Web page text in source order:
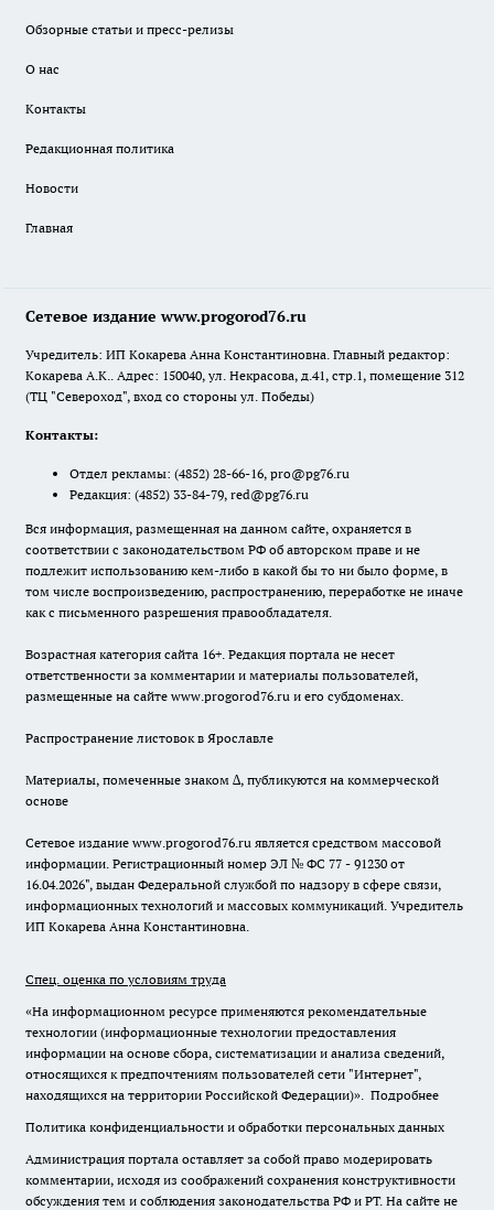
Обзорные статьи и пресс-релизы
О нас
Контакты
Редакционная политика
Новости
Главная
Сетевое издание www.progorod76.ru
Учредитель: ИП Кокарева Анна Константиновна. Главный редактор:
Кокарева А.К.. Адрес: 150040, ул. Некрасова, д.41, стр.1, помещение 312
(ТЦ "Североход", вход со стороны ул. Победы)
Контакты:
Отдел рекламы: (4852) 28-66-16, pro@pg76.ru
Редакция: (4852) 33-84-79, red@pg76.ru
Вся информация, размещенная на данном сайте, охраняется в
соответствии с законодательством РФ об авторском праве и не
подлежит использованию кем-либо в какой бы то ни было форме, в
том числе воспроизведению, распространению, переработке не иначе
как с письменного разрешения правообладателя.
Возрастная категория сайта 16+. Редакция портала не несет
ответственности за комментарии и материалы пользователей,
размещенные на сайте www.progorod76.ru и его субдоменах.
Распространение листовок в Ярославле
Материалы, помеченные знаком ∆, публикуются на коммерческой
основе
Сетевое издание www.progorod76.ru является средством массовой
информации. Регистрационный номер ЭЛ № ФС 77 - 91230 от
16.04.2026", выдан Федеральной службой по надзору в сфере связи,
информационных технологий и массовых коммуникаций. Учредитель
ИП Кокарева Анна Константиновна.
Спец. оценка по условиям труда
«На информационном ресурсе применяются рекомендательные
технологии (информационные технологии предоставления
информации на основе сбора, систематизации и анализа сведений,
относящихся к предпочтениям пользователей сети "Интернет",
находящихся на территории Российской Федерации)». Подробнее
Политика конфиденциальности и обработки персональных данных
Администрация портала оставляет за собой право модерировать
комментарии, исходя из соображений сохранения конструктивности
обсуждения тем и соблюдения законодательства РФ и РТ. На сайте не